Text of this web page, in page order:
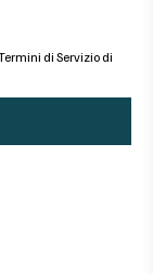
di Servizio di